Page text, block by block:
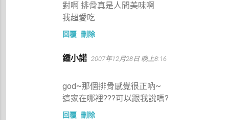
對啊 排骨真是人間美味啊
我超愛吃
回覆 刪除
鍾小諾 2007年12月28日 晚上8:16
god~那個排骨感覺很正吶~
這家在哪裡???可以跟我說嗎?
回覆 刪除